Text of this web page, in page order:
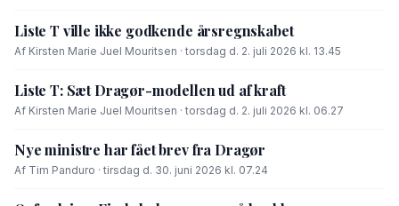
Liste T ville ikke godkende årsregnskabet
Af Kirsten Marie Juel Mouritsen · torsdag d. 2. juli 2026 kl. 13.45
Liste T: Sæt Dragør-modellen ud af kraft
Af Kirsten Marie Juel Mouritsen · torsdag d. 2. juli 2026 kl. 06.27
Nye ministre har fået brev fra Dragør
Af Tim Panduro · tirsdag d. 30. juni 2026 kl. 07.24